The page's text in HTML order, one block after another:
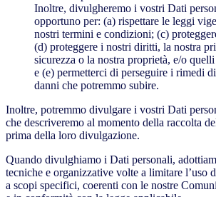
Inoltre, divulgheremo i vostri Dati
opportuno per: (a) rispettare le leggi
nostri termini e condizioni; (c)
(d) proteggere i nostri diritti, la nostra
sicurezza o la nostra proprietà, e/o
e (e) permetterci di perseguire i rimedi
danni che potremmo subire.
Inoltre, potremmo divulgare i vostri Dati
che descriveremo al momento della raccolta
prima della loro divulgazione.
Quando divulghiamo i Dati personali,
tecniche e organizzative volte a limitare l’uso
a scopi specifici, coerenti con le nostre